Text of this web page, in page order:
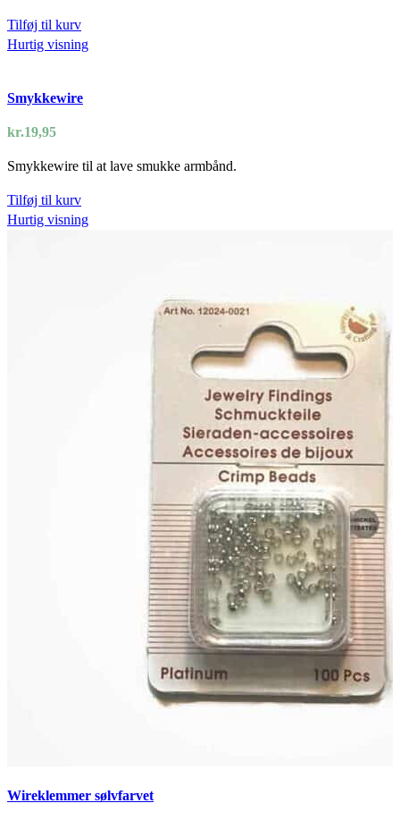
Tilføj til kurv
Hurtig visning
Smykkewire
kr.19,95
Smykkewire til at lave smukke armbånd.
Tilføj til kurv
Hurtig visning
Wireklemmer sølvfarvet